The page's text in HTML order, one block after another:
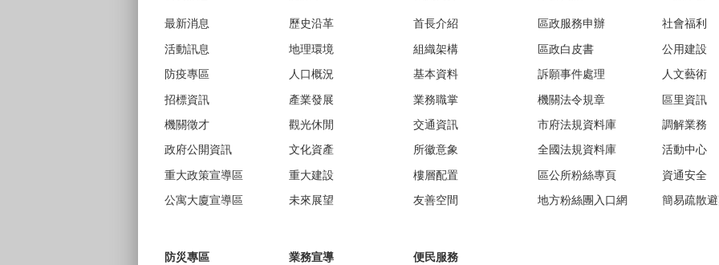
最新消息
活動訊息
防疫專區
招標資訊
機關徵才
政府公開資訊
重大政策宣導區
公寓大廈宣導區
歷史沿革
地理環境
人口概況
產業發展
觀光休閒
文化資產
重大建設
未來展望
首長介紹
組織架構
基本資料
業務職掌
交通資訊
所徽意象
樓層配置
友善空間
區政服務申辦
區政白皮書
訴願事件處理
機關法令規章
市府法規資料庫
全國法規資料庫
區公所粉絲專頁
地方粉絲團入口網
社會福利
公用建設
人文藝術
區里資訊
調解業務
活動中心
資通安全
簡易疏散
防災專區 業務宣導 便民服務